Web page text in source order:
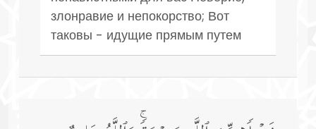
злонравие и непокорство; Вот
таковы - идущие прямым путем